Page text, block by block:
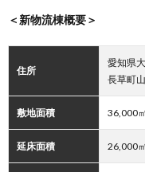
＜新物流棟概要＞
住所
愛知県
長草町
敷地面積 36,000㎡
延床面積 26,000㎡